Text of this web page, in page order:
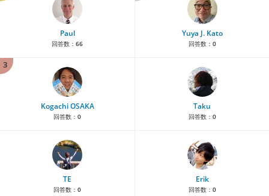
Paul
回答数： 66
Yuya J. Kato
回答数： 0
3
Kogachi OSAKA
回答数： 0
Taku
回答数： 0
TE
回答数： 0
Erik
回答数： 0